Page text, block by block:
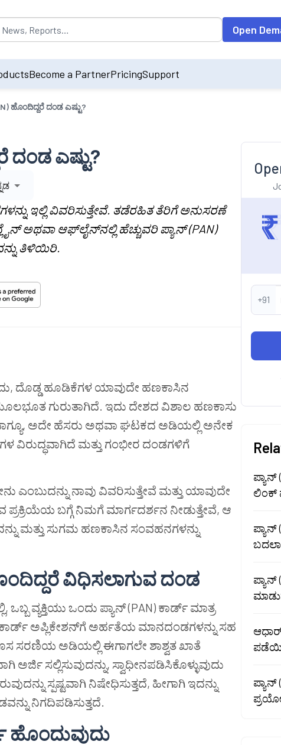
by default on accessing the input field. On entering data into
Open
Become a PartnerPricingSupport
ಹೊಂದಿದ್ದರೆ ದಂಡ ಎಷ್ಟು?
ದಂಡ ಎಷ್ಟು?
ಇಲ್ಲಿ ವಿವರಿಸುತ್ತೇವೆ. ತಡೆರಹಿತ ತೆರಿಗೆ ಅನುಸರಣೆ
ಅಥವಾ ಆಫ್‌ಲೈನ್‌ನಲ್ಲಿ ಹೆಚ್ಚುವರಿ ಪ್ಯಾನ್ (PAN)
ತಿಳಿಯಿರಿ.
ದೊಡ್ಡ ಹೂಡಿಕೆಗಳ ಯಾವುದೇ ಹಣಕಾಸಿನ
ಗುರುತಾಗಿದೆ. ಇದು ದೇಶದ ವಿಶಾಲ ಹಣಕಾಸು
ಅದೇ ಹೆಸರು ಅಥವಾ ಘಟಕದ ಅಡಿಯಲ್ಲಿ ಅನೇಕ
ವಿರುದ್ಧವಾಗಿದೆ ಮತ್ತು ಗಂಭೀರ ದಂಡಗಳಿಗೆ
ಎಂಬುದನ್ನು ನಾವು ವಿವರಿಸುತ್ತೇವೆ ಮತ್ತು ಯಾವುದೇ
ಪ್ರಕ್ರಿಯೆಯ ಬಗ್ಗೆ ನಿಮಗೆ ಮಾರ್ಗದರ್ಶನ ನೀಡುತ್ತೇವೆ, ಆ
ಮತ್ತು ಸುಗಮ ಹಣಕಾಸಿನ ಸಂವಹನಗಳನ್ನು
ವಿಧಿಸಲಾಗುವ ದಂಡ
ವ್ಯಕ್ತಿಯು ಒಂದು ಪ್ಯಾನ್ (PAN) ಕಾರ್ಡ್ ಮಾತ್ರ
ಕಾರ್ಡ್ ಅಪ್ಲಿಕೇಶನ್‌ಗೆ ಅರ್ಹತೆಯ ಮಾನದಂಡಗಳನ್ನು ಸಹ
ಸರಣಿಯ ಅಡಿಯಲ್ಲಿ ಈಗಾಗಲೇ ಶಾಶ್ವತ ಖಾತೆ
ಸಲ್ಲಿಸುವುದನ್ನು, ಸ್ವಾಧೀನಪಡಿಸಿಕೊಳ್ಳುವುದು
ಸ್ಪಷ್ಟವಾಗಿ ನಿಷೇಧಿಸುತ್ತದೆ, ಹೀಗಾಗಿ ಇದನ್ನು
ನಿಗದಿಪಡಿಸುತ್ತದೆ.
ಹೊಂದುವುದು
+91
ಪ್ಯಾನ್
ಲಿಂಕ್
ಪ್ಯಾನ್
ಪ್ಯಾನ್
ಆಧಾರ್
ಪ್ಯಾನ್